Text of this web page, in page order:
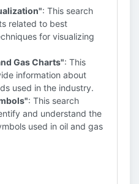
: This search
related to best
for visualizing
Gas Charts": This
information about
used in the industry.
: This search
and understand the
used in oil and gas